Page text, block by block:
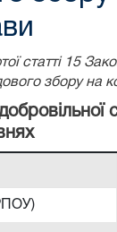
статті 15
збору на